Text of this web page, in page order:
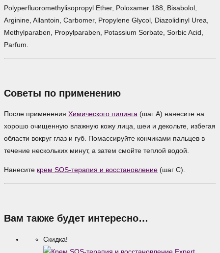
Polyperfluoromethylisopropyl Ether, Poloxamer 188, Bisabolol,
Arginine, Allantoin, Carbomer, Propylene Glycol, Diazolidinyl Urea,
Methylparaben, Propylparaben, Potassium Sorbate, Sorbic Acid,
Parfum.
Советы по применению
После применения Химического пилинга (шаг А) нанесите на
хорошо очищенную влажную кожу лица, шеи и декольте, избегая
области вокруг глаз и губ. Помассируйте кончиками пальцев в
течение нескольких минут, а затем смойте теплой водой.
Нанесите крем SOS-терапия и восстановление (шаг С).
Вам также будет интересно…
Скидка!